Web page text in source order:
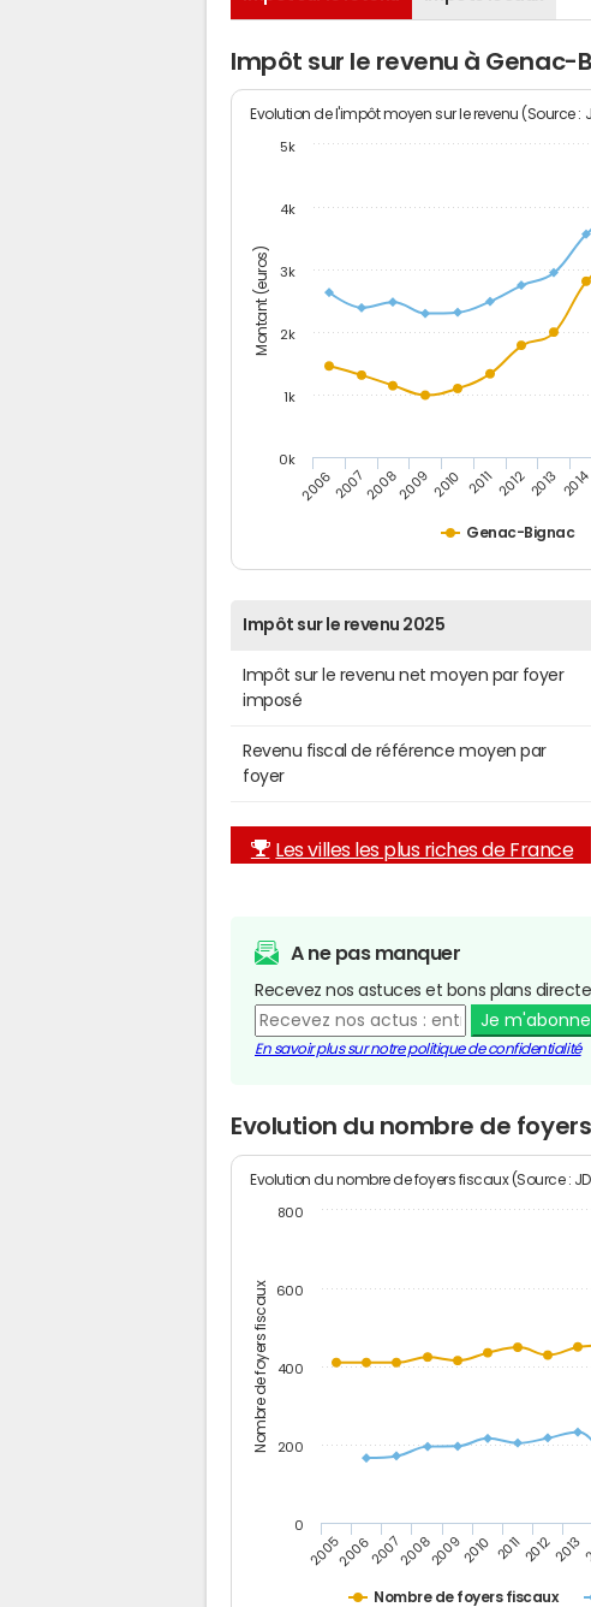
Impôt sur le revenu à Genac-
Montant (euros)
Evolution de l'impôt moyen sur le revenu (Source :
Genac-Bignac
20062007200820092010 2011 20122013 2014
0k
1k
2k
3k
4k
5k
Impôt sur le revenu 2025
Impôt sur le revenu net moyen par foyer
imposé
Revenu fiscal de référence moyen par
foyer
Les villes les plus riches de France
A ne pas manquer
Recevez nos astuces et bons plans
Je m'abonne
En savoir plus sur notre politique de confidentialité
Evolution du nombre de
Nombre de foyers fiscaux
Evolution du nombre de foyers fiscaux (Source :
Nombre de foyers fiscaux
200520062007200820092010 201120122013
0
200
400
600
800